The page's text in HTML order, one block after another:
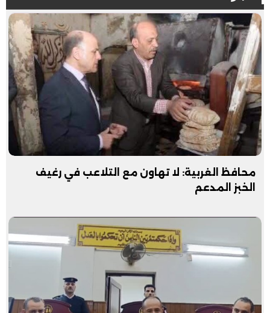
محافظ الغربية: لا تهاون مع التلاعب في رغيف
الخبز المدعم